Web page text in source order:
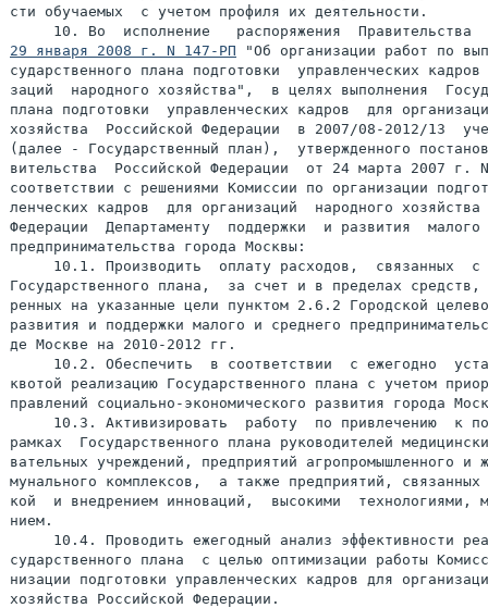
сти обучаемых  с учетом профиля их деятельности.
29 января 2008 г. N 147-РП "Об организации работ по
сударственного плана подготовки  управленческих
заций  народного хозяйства",  в целях выполнения
плана подготовки  управленческих кадров  для
хозяйства  Российской Федерации  в 2007/08-2012/13
(далее - Государственный план),  утвержденного
вительства  Российской Федерации  от 24 марта 2007
соответствии с решениями Комиссии по организации
ленческих кадров  для организаций  народного хозяйства
Федерации  Департаменту  поддержки  и развития
предпринимательства города Москвы:
10.1. Производить  оплату расходов,  связанных  с
Государственного плана,  за счет и в пределах средств,
ренных на указанные цели пунктом 2.6.2 Городской
развития и поддержки малого и среднего
де Москве на 2010-2012 гг.
10.2. Обеспечить  в соответствии  с ежегодно
квотой реализацию Государственного плана с учетом
правлений социально-экономического развития города
10.3. Активизировать  работу  по привлечению  к
рамках  Государственного плана руководителей
вательных учреждений, предприятий агропромышленного и
мунального комплексов,  а также предприятий,
кой  и внедрением инноваций,  высокими  технологиями,
нием.
10.4. Проводить ежегодный анализ эффективности
сударственного плана  с целью оптимизации работы
низации подготовки управленческих кадров для
хозяйства Российской Федерации.